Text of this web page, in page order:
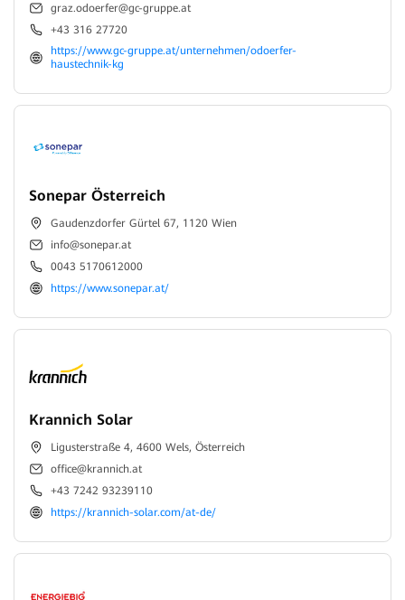
graz.odoerfer@gc-gruppe.at
+43 316 27720
https://www.gc-gruppe.at/unternehmen/odoerfer-
haustechnik-kg
Sonepar Österreich
Gaudenzdorfer Gürtel 67, 1120 Wien
info@sonepar.at
0043 5170612000
https://www.sonepar.at/
Krannich Solar
Ligusterstraße 4, 4600 Wels, Österreich
office@krannich.at
+43 7242 93239110
https://krannich-solar.com/at-de/